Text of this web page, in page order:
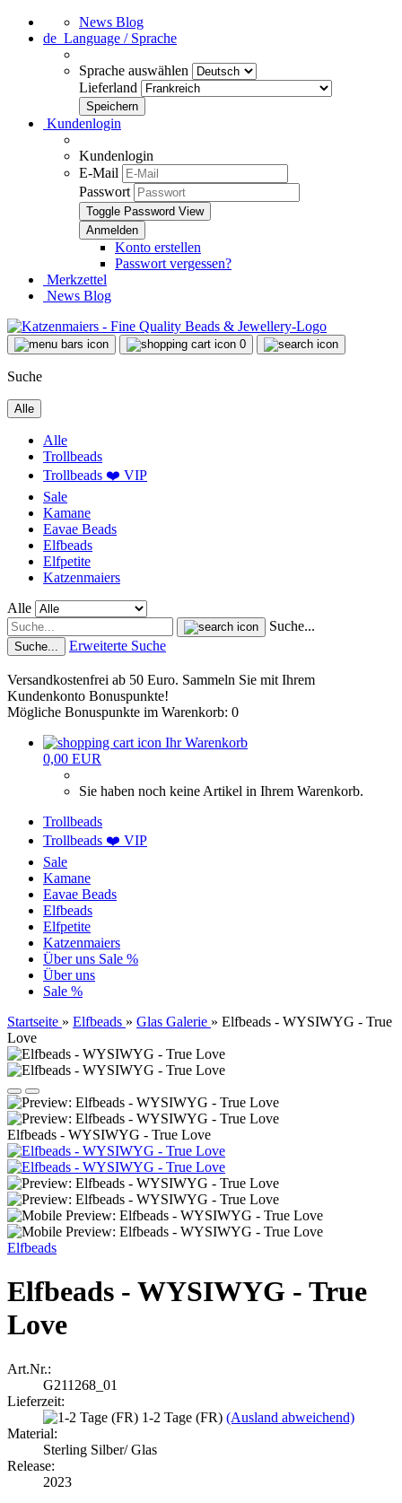
News Blog
de Language / Sprache
Sprache auswählen
Lieferland
Kundenlogin
Kundenlogin
E-Mail
Passwort
Toggle Password View
Konto erstellen
Passwort vergessen?
Merkzettel
News Blog
0
Suche
Alle
Alle
Trollbeads
Trollbeads ❤️ VIP
Sale
Kamane
Eavae Beads
Elfbeads
Elfpetite
Katzenmaiers
Alle
Suche...
Suche... Erweiterte Suche
Versandkostenfrei ab 50 Euro. Sammeln Sie mit Ihrem
Kundenkonto Bonuspunkte!
Mögliche Bonuspunkte im Warenkorb: 0
Ihr Warenkorb
0,00 EUR
Sie haben noch keine Artikel in Ihrem Warenkorb.
Trollbeads
Trollbeads ❤️ VIP
Sale
Kamane
Eavae Beads
Elfbeads
Elfpetite
Katzenmaiers
Über uns Sale %
Über uns
Sale %
Startseite » Elfbeads » Glas Galerie » Elfbeads - WYSIWYG - True
Love
Elfbeads - WYSIWYG - True Love
Elfbeads
Elfbeads - WYSIWYG - True
Love
Art.Nr.:
G211268_01
Lieferzeit:
1-2 Tage (FR) (Ausland abweichend)
Material:
Sterling Silber/ Glas
Release:
2023